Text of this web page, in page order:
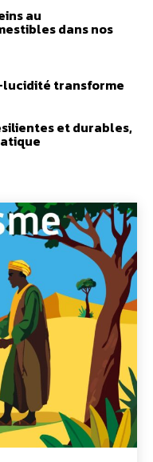
au
dans nos
lucidité transforme
et durables,